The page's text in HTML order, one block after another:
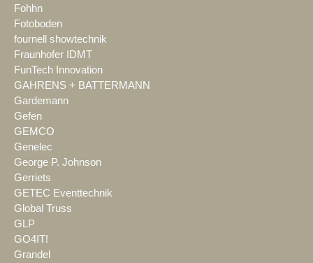
Fohhn
Fotoboden
fournell showtechnik
Fraunhofer IDMT
FunTech Innovation
GAHRENS + BATTERMANN
Gardemann
Gefen
GEMCO
Genelec
George P. Johnson
Gerriets
GETEC Eventtechnik
Global Truss
GLP
GO4IT!
Grandel